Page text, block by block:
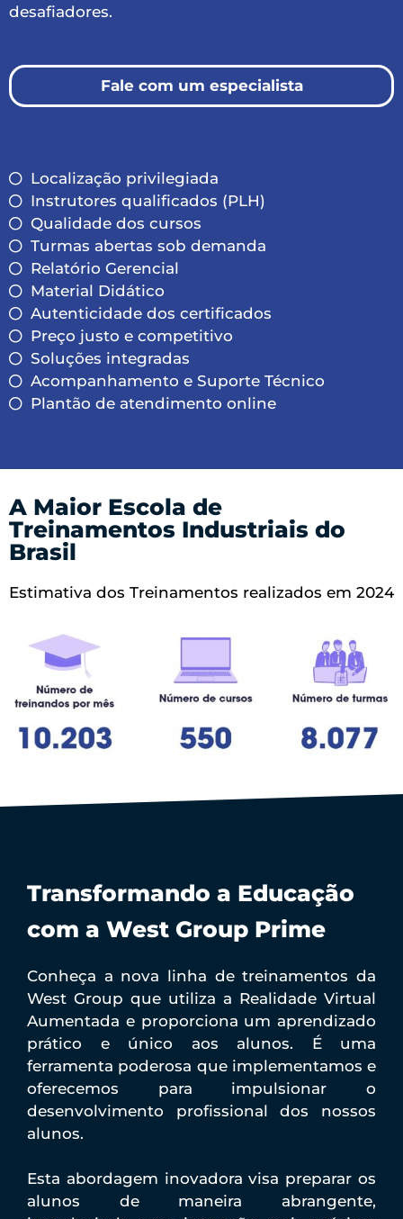
desafiadores.
Fale com um especialista
Localização privilegiada
Instrutores qualificados (PLH)
Qualidade dos cursos
Turmas abertas sob demanda
Relatório Gerencial
Material Didático
Autenticidade dos certificados
Preço justo e competitivo
Soluções integradas
Acompanhamento e Suporte Técnico
Plantão de atendimento online
A Maior Escola de
Treinamentos Industriais do
Brasil
Estimativa dos Treinamentos realizados em 2024
Transformando a Educação
com a West Group Prime
Conheça a nova linha de treinamentos da
West Group que utiliza a Realidade Virtual
Aumentada e proporciona um aprendizado
prático e único aos alunos. É uma
ferramenta poderosa que implementamos e
oferecemos para impulsionar o
desenvolvimento profissional dos nossos
alunos.
Esta abordagem inovadora visa preparar os
alunos de maneira abrangente,